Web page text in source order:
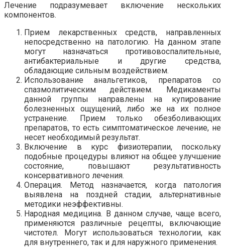
Лечение подразумевает включение нескольких
компонентов.
Прием лекарственных средств, направленных
непосредственно на патологию. На данном этапе
могут назначаться противовоспалительные,
антибактериальные и другие средства,
обладающие сильным воздействием.
Использование анальгетиков, препаратов со
спазмолитическим действием. Медикаменты
данной группы направлены на купирование
болезненных ощущений, либо же на их полное
устранение. Прием только обезболивающих
препаратов, то есть симптоматическое лечение, не
несет необходимый результат.
Включение в курс физиотерапии, поскольку
подобные процедуры влияют на общее улучшение
состояние, повышают результативность
консервативного лечения.
Операция. Метод назначается, когда патология
выявлена на поздней стадии, альтернативные
методики неэффективны.
Народная медицина. В данном случае, чаще всего,
применяются различные рецепты, включающие
чистотел. Могут использоваться технологии, как
для внутреннего, так и для наружного применения.